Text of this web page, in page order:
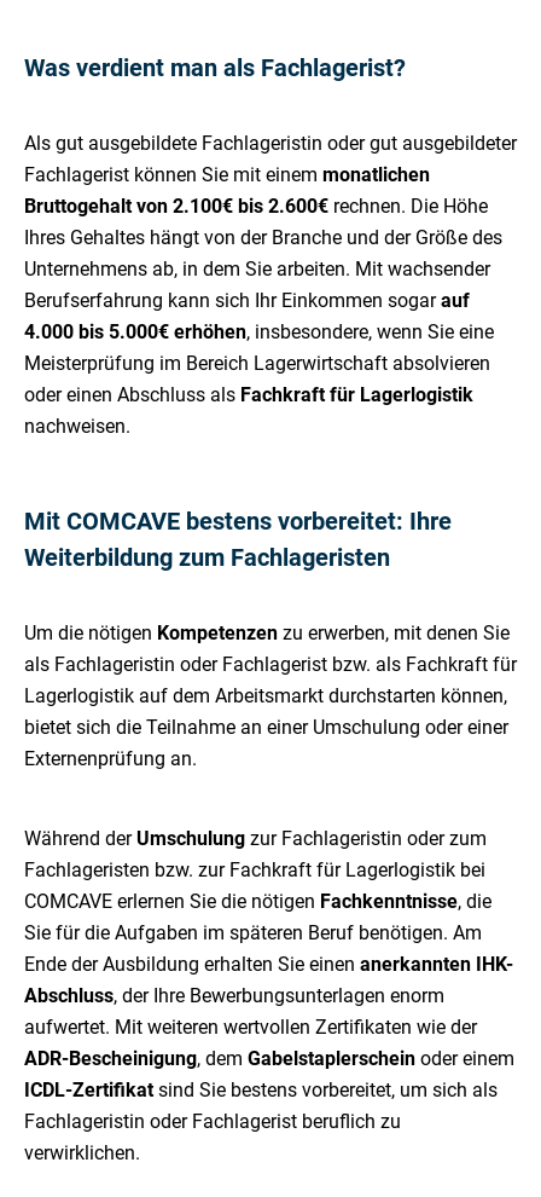
Was verdient man als Fachlagerist?
Als gut ausgebildete Fachlageristin oder gut ausgebildeter
Fachlagerist können Sie mit einem monatlichen
Bruttogehalt von 2.100€ bis 2.600€ rechnen. Die Höhe
Ihres Gehaltes hängt von der Branche und der Größe des
Unternehmens ab, in dem Sie arbeiten. Mit wachsender
Berufserfahrung kann sich Ihr Einkommen sogarauf
4.000 bis 5.000€ erhöhen, insbesondere, wenn Sie eine
Meisterprüfung im Bereich Lagerwirtschaft absolvieren
oder einen Abschluss als Fachkraft für Lagerlogistik
nachweisen.
Mit COMCAVE bestens vorbereitet: Ihre
Weiterbildung zum Fachlageristen
Um die nötigen Kompetenzen zu erwerben, mit denen Sie
als Fachlageristin oder Fachlagerist bzw. als Fachkraft für
Lagerlogistik auf dem Arbeitsmarkt durchstarten können,
bietet sich die Teilnahme an einer Umschulung oder einer
Externenprüfung an.
Während derUmschulung zur Fachlageristin oder zum
Fachlageristen bzw. zur Fachkraft für Lagerlogistik bei
COMCAVE erlernen Sie die nötigen Fachkenntnisse, die
Sie für die Aufgaben im späteren Beruf benötigen. Am
Ende der Ausbildung erhalten Sie einen anerkannten IHK-
Abschluss, der Ihre Bewerbungsunterlagen enorm
aufwertet. Mit weiteren wertvollen Zertifikaten wie der
ADR-Bescheinigung, dem Gabelstaplerschein oder einem
ICDL-Zertifikatsind Sie bestens vorbereitet, um sich als
Fachlageristin oder Fachlagerist beruflich zu
verwirklichen.